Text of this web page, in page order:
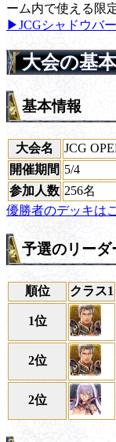
ーム内で使える限
▶JCGシャドウバ
大会の基
基本情報
大会名
JCG
開催期間 5/4
参加人数 256名
優勝者のデッキは
予選のリーダ
順位 クラス1
1位
2位
2位